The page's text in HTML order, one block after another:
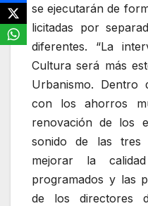
se ejecutarán de
licitadas por
diferentes. “La
Cultura será más
Urbanismo. Dentro
con los ahorros
renovación de los
sonido de las tres
mejorar la
programados y las
de los directores